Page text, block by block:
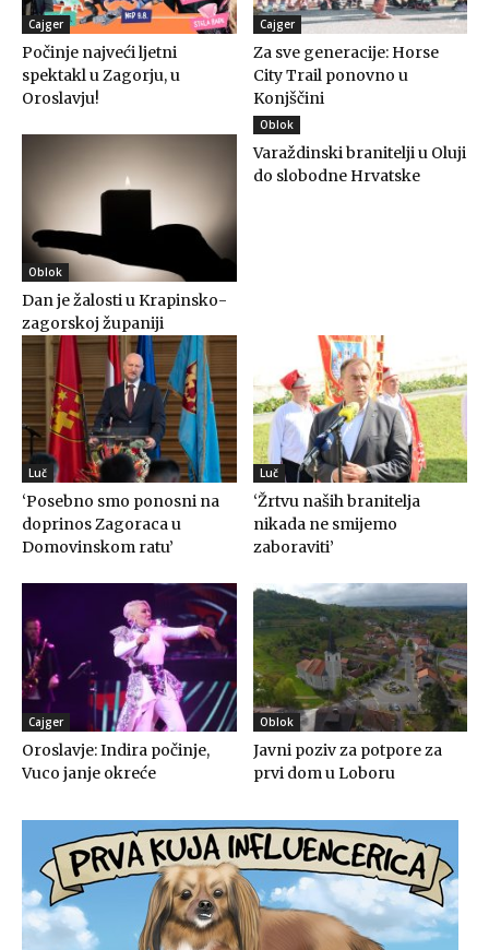
Cajger
Počinje najveći ljetni
spektakl u Zagorju, u
Oroslavju!
Cajger
Za sve generacije: Horse
City Trail ponovno u
Konjščini
Oblok
Dan je žalosti u Krapinsko-
zagorskoj županiji
Oblok
Varaždinski branitelji u Oluji
do slobodne Hrvatske
Luč
‘Posebno smo ponosni na
doprinos Zagoraca u
Domovinskom ratu’
Luč
‘Žrtvu naših branitelja
nikada ne smijemo
zaboraviti’
Cajger
Oroslavje: Indira počinje,
Vuco janje okreće
Oblok
Javni poziv za potpore za
prvi dom u Loboru